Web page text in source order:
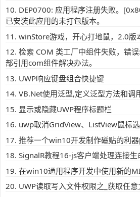
DEP0700: 应用程序注册失败。
已安装此应用的未打包版本。
winStore游戏，开心打地鼠，2.0版
检索 COM 类工厂中组件失败，错
部引用com组件解决办法。
UWP响应键盘组合快捷键
VB.Net使用泛型,定义泛型方法和调
显示或隐藏UWP程序标题栏
uwp取消GridView、ListView鼠标
推荐一个win10开发制作磁贴的利
SignalR教程16-js客户端处理连接
在win10通用程序开发中使用新的
UWP读取写入文件权限之_获取任